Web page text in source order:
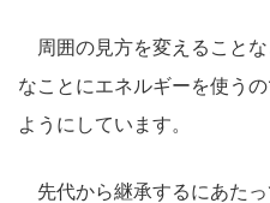
周囲の見方を変えること
なことにエネルギーを使う
ようにしています。
先代から継承するにあた